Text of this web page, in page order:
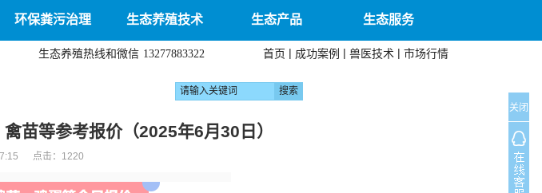
环保粪污治理 生态养殖技术 生态产品 生态服务
首页 | 成功案例 | 兽医技术 | 市场行情
生态养殖热线和微信 13277883322
苗等参考报价（2025年6月30日）
点击： 1220
关闭